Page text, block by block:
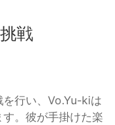
戦
行い、Vo.Yu-kiは
。彼が手掛けた楽